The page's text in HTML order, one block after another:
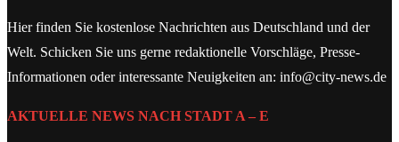
Hier finden Sie kostenlose Nachrichten aus Deutschland und der
Welt. Schicken Sie uns gerne redaktionelle Vorschläge, Presse-
Informationen oder interessante Neuigkeiten an: info@city-news.de
AKTUELLE NEWS NACH STADT A – E